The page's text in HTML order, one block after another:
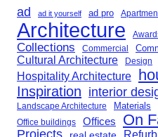
ad ad it yourself ad pro
Architecture
Collections Commercial
Cultural Architecture Design
Hospitality Architecture
Inspiration interior
Landscape Architecture Materials
Office buildings Offices On